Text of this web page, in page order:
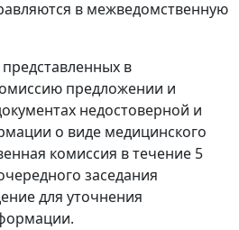
в межведомственную
в
предложении и
недостоверной и
о виде медицинского
комиссия в течение 5
заседания
для уточнения